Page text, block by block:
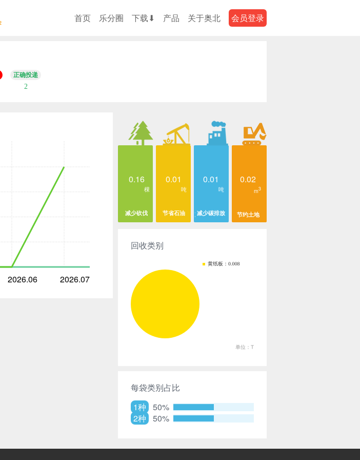
首页 乐分圈 下载⬇ 产品 关于奥北 会员登录
正确投递
2
2026.06 2026.07
0.16
棵
减少砍伐
0.01
吨
节省石油
0.01
吨
减少碳排放
0.02
m3
节约土地
回收类别
每袋类别占比
1种
50%
2种
50%